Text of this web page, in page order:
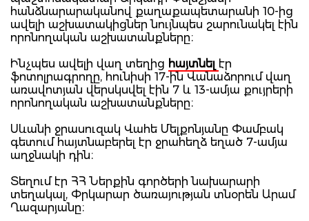
հանձնարարականով քաղաքապետարանի 10-ից
ավելի աշխատակիցներ նույնպես շարունակել էին
որոնողական աշխատանքները։
Ինչպես ավելի վաղ տեղից հայտնել էր
ֆոտոլրագրողը, հունիսի 17-ին Վանաձորում վաղ
առավոտյան վերսկսվել էին 7 և 13-ամյա քույրերի
որոնողական աշխատանքները։
Սևանի ջրասուզակ Վահե Մելքոնյանը Փամբակ
գետում հայտնաբերել էր ջրահեղձ եղած 7-ամյա
աղջնակի դին։
Տեղում էր ՀՀ Ներքին գործերի նախարարի
տեղակալ, Փրկարար ծառայության տնօրեն Արամ
Ղազարյանը։